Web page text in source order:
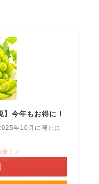
今年もお得に！
年10月に廃止に
倍！／